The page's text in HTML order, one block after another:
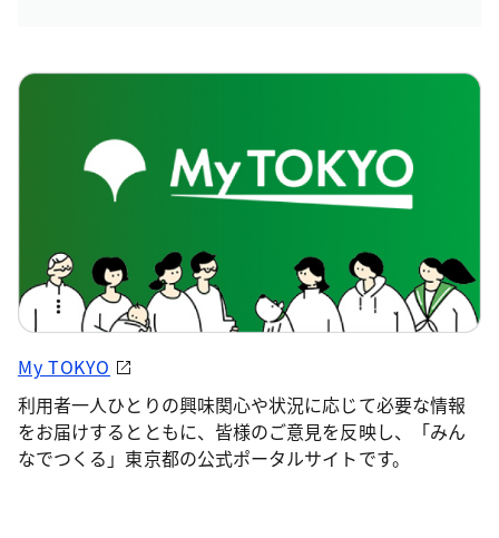
My TOKYO
利用者一人ひとりの興味関心や状況に応じて必要な情報
をお届けするとともに、皆様のご意見を反映し、「みん
なでつくる」東京都の公式ポータルサイトです。